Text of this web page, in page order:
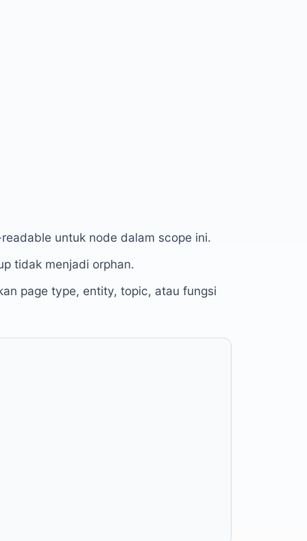
untuk node dalam scope ini.
tidak menjadi orphan.
page type, entity, topic, atau fungsi